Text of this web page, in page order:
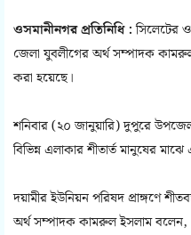
ওসমানীনগর প্রতিনিধি :সিলেটের
জেলা যুবলীগের অর্থ সম্পাদক
করা হয়েছে।
শনিবার (২০ জানুয়ারি) দুপুরে
বিভিন্ন এলাকার শীতার্ত মানুষের
দয়ামীর ইউনিয়ন পরিষদ প্রাঙ্গণে
অর্থ সম্পাদক কামরুল ইসলাম বলেন,